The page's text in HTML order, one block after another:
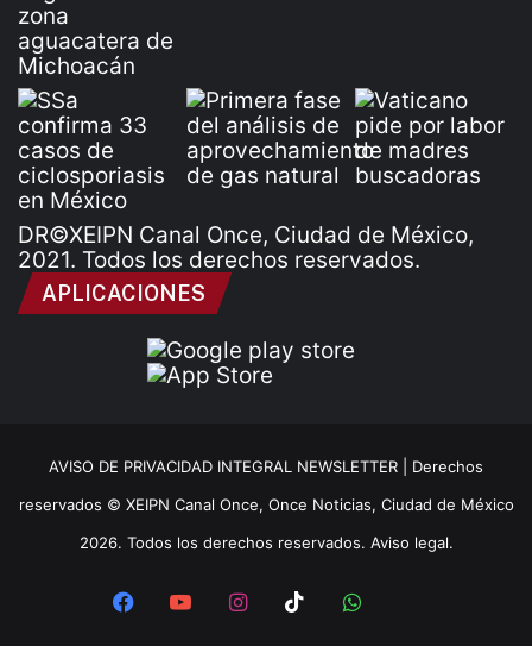
DR©XEIPN Canal Once, Ciudad de México,
2021. Todos los derechos reservados.
APLICACIONES
AVISO DE PRIVACIDAD INTEGRAL NEWSLETTER | Derechos
reservados © XEIPN Canal Once, Once Noticias, Ciudad de México
2026. Todos los derechos reservados. Aviso legal.
FacebookYouTubeInstagram
TikTokWhatsApp